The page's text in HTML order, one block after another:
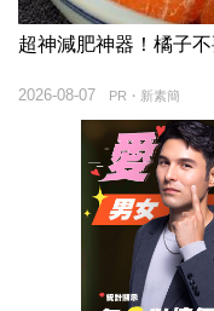
超神減肥神器！橘子
PR・新素簡
2026-08-07